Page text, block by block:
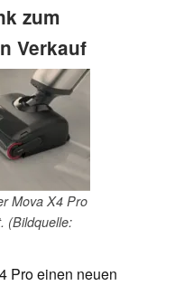
zum
Verkauf
Mova X4 Pro
(Bildquelle:
Pro einen neuen